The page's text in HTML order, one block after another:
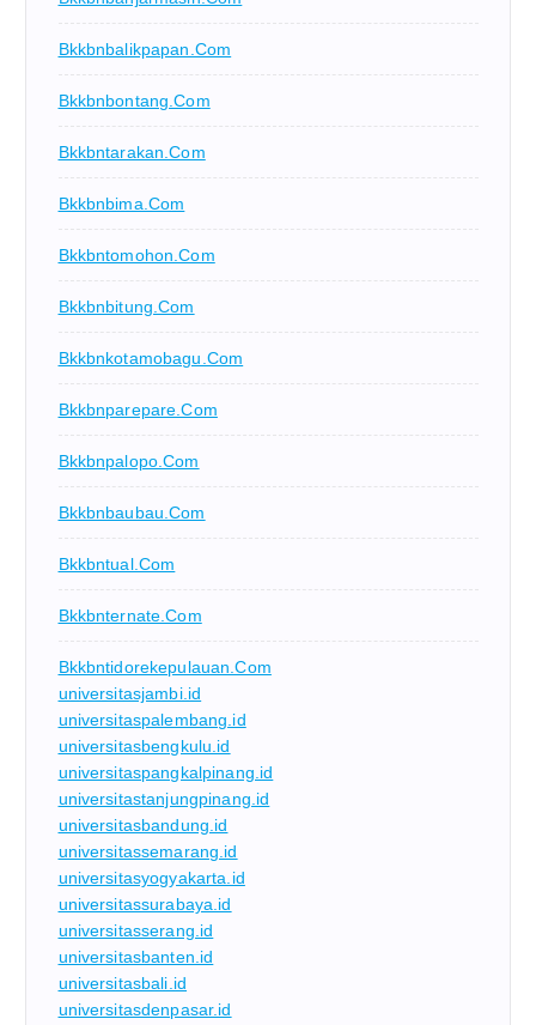
Bkkbnbalikpapan.com
Bkkbnbontang.com
Bkkbntarakan.com
Bkkbnbima.com
Bkkbntomohon.com
Bkkbnbitung.com
Bkkbnkotamobagu.com
Bkkbnparepare.com
Bkkbnpalopo.com
Bkkbnbaubau.com
Bkkbntual.com
Bkkbnternate.com
Bkkbntidorekepulauan.com
universitasjambi.id
universitaspalembang.id
universitasbengkulu.id
universitaspangkalpinang.id
universitastanjungpinang.id
universitasbandung.id
universitassemarang.id
universitasyogyakarta.id
universitassurabaya.id
universitasserang.id
universitasbanten.id
universitasbali.id
universitasdenpasar.id